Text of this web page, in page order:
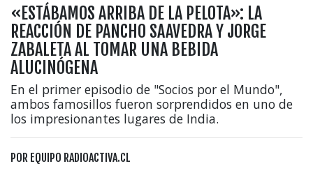
«ESTÁBAMOS ARRIBA DE LA PELOTA»: LA
REACCIÓN DE PANCHO SAAVEDRA Y JORGE
ZABALETA AL TOMAR UNA BEBIDA
ALUCINÓGENA
En el primer episodio de "Socios por el Mundo",
ambos famosillos fueron sorprendidos en uno de
los impresionantes lugares de India.
POR EQUIPO RADIOACTIVA.CL